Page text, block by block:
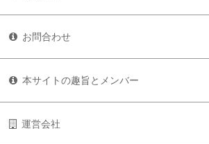
お問合わせ
本サイトの趣旨とメンバー
運営会社